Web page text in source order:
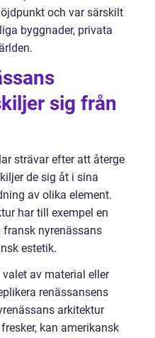
och var särskilt
byggnader, privata
sig från
strävar efter att återge
de sig åt i sina
av olika element.
har till exempel en
nyrenässans
estetik.
av material eller
renässansens
arkitektur
kan amerikansk